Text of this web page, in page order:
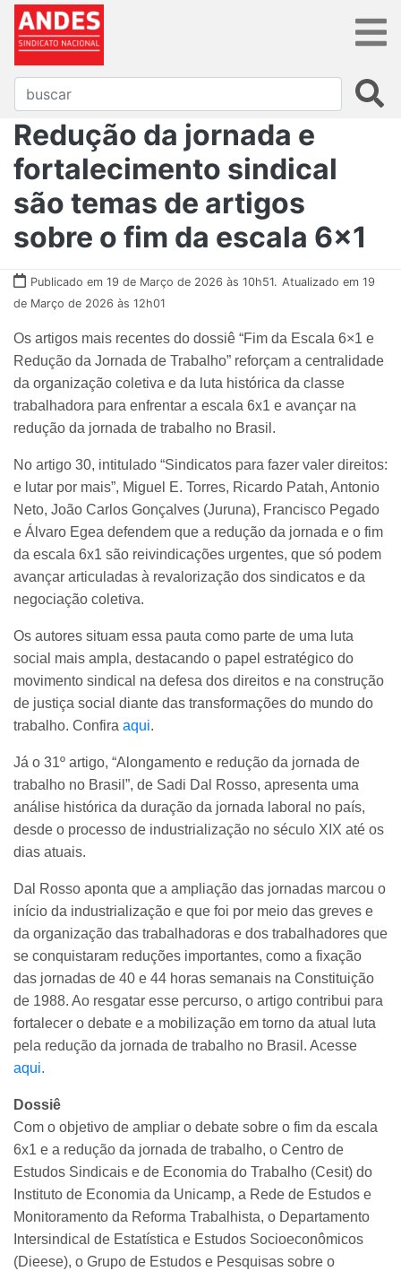
Redução da jornada e
fortalecimento sindical
são temas de artigos
sobre o fim da escala 6x1
Publicado em 19 de Março de 2026 às 10h51. Atualizado em 19
de Março de 2026 às 12h01
Os artigos mais recentes do dossiê “Fim da Escala 6×1 e
Redução da Jornada de Trabalho” reforçam a centralidade
da organização coletiva e da luta histórica da classe
trabalhadora para enfrentar a escala 6x1 e avançar na
redução da jornada de trabalho no Brasil.
No artigo 30, intitulado “Sindicatos para fazer valer direitos:
e lutar por mais”, Miguel E. Torres, Ricardo Patah, Antonio
Neto, João Carlos Gonçalves (Juruna), Francisco Pegado
e Álvaro Egea defendem que a redução da jornada e o fim
da escala 6x1 são reivindicações urgentes, que só podem
avançar articuladas à revalorização dos sindicatos e da
negociação coletiva.
Os autores situam essa pauta como parte de uma luta
social mais ampla, destacando o papel estratégico do
movimento sindical na defesa dos direitos e na construção
de justiça social diante das transformações do mundo do
trabalho. Confira aqui.
Já o 31º artigo, “Alongamento e redução da jornada de
trabalho no Brasil”, de Sadi Dal Rosso, apresenta uma
análise histórica da duração da jornada laboral no país,
desde o processo de industrialização no século XIX até os
dias atuais.
Dal Rosso aponta que a ampliação das jornadas marcou o
início da industrialização e que foi por meio das greves e
da organização das trabalhadoras e dos trabalhadores que
se conquistaram reduções importantes, como a fixação
das jornadas de 40 e 44 horas semanais na Constituição
de 1988. Ao resgatar esse percurso, o artigo contribui para
fortalecer o debate e a mobilização em torno da atual luta
pela redução da jornada de trabalho no Brasil. Acesse
aqui.
Dossiê
Com o objetivo de ampliar o debate sobre o fim da escala
6x1 e a redução da jornada de trabalho, o Centro de
Estudos Sindicais e de Economia do Trabalho (Cesit) do
Instituto de Economia da Unicamp, a Rede de Estudos e
Monitoramento da Reforma Trabalhista, o Departamento
Intersindical de Estatística e Estudos Socioeconômicos
(Dieese), o Grupo de Estudos e Pesquisas sobre o